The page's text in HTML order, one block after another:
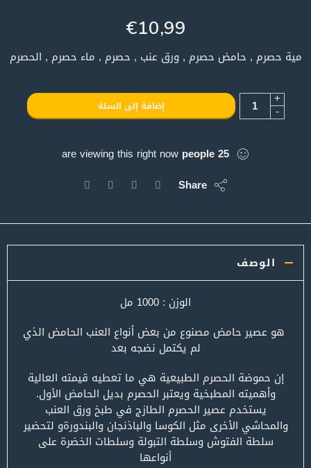
€10,99
مية حصرم , حامض حصرم , ورق عنب , حصرم , ماء حصرم , الحصرم
+
- إضافة إلى السلة
25
people
are viewing this right now
Share
الوصف
الوزن : 1000 مل
هو عصير حامض مصنوع من بعض أنواع العنب الحامض الذي
لم يكتمل نضجه بعد
إن حموضة الحصرم الطبيعية هي ما تعطيه قيمته العالية
وأهميته المطبخية ويعتبر الحصرم بديل الحامض الأول.
يستخدم عصير الحصرم الطازج في طبخ ورق العنب
والمحاشي الأخرى مثل الكوسا والباذنجان والبندورةو لتحضير
سلطة الفتوش وسلطة التبولة وسلطات الخضرة على
أنواعها